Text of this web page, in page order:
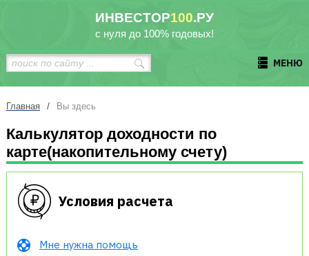
ИНВЕСТОР100.РУ
с нуля до 100% годовых!
МЕНЮ
Главная / Вы здесь
Калькулятор доходности по
карте(накопительному счету)
Условия расчета
Мне нужна помощь